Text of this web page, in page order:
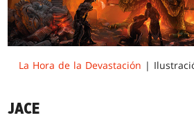
La Hora de la Devastación |
JACE